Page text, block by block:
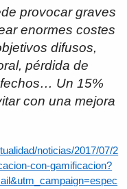
provocar graves
enormes costes
difusos,
pérdida de
Un 15%
con una mejora
noticias/2017/07/2
con-gamificacion?